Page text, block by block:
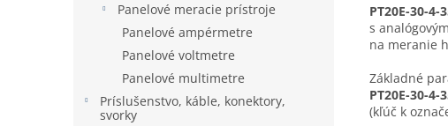
Panelové meracie prístroje
Panelové ampérmetre
Panelové voltmetre
Panelové multimetre
Príslušenstvo, káble, konektory,
svorky
PT20E-30-
s
na meranie
Základné
PT20E-30-4-
(kľúč k